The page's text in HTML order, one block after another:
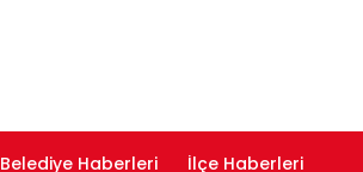
Belediye Haberleri İlçe Haberleri